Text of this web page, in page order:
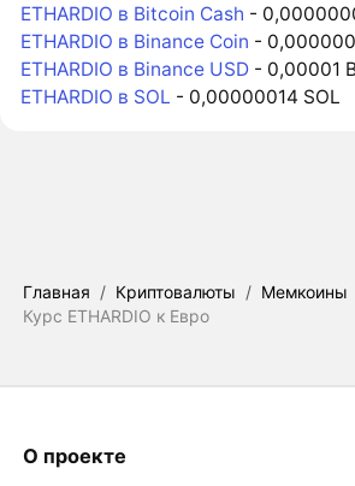
ETHARDIO в Bitcoin Cash -
ETHARDIO в Binance Coin -
ETHARDIO в Binance USD - 0,00001
ETHARDIO в SOL - 0,00000014 SOL
Главная / Криптовалюты / Мемкоины
Курс ETHARDIO к Евро
О проекте